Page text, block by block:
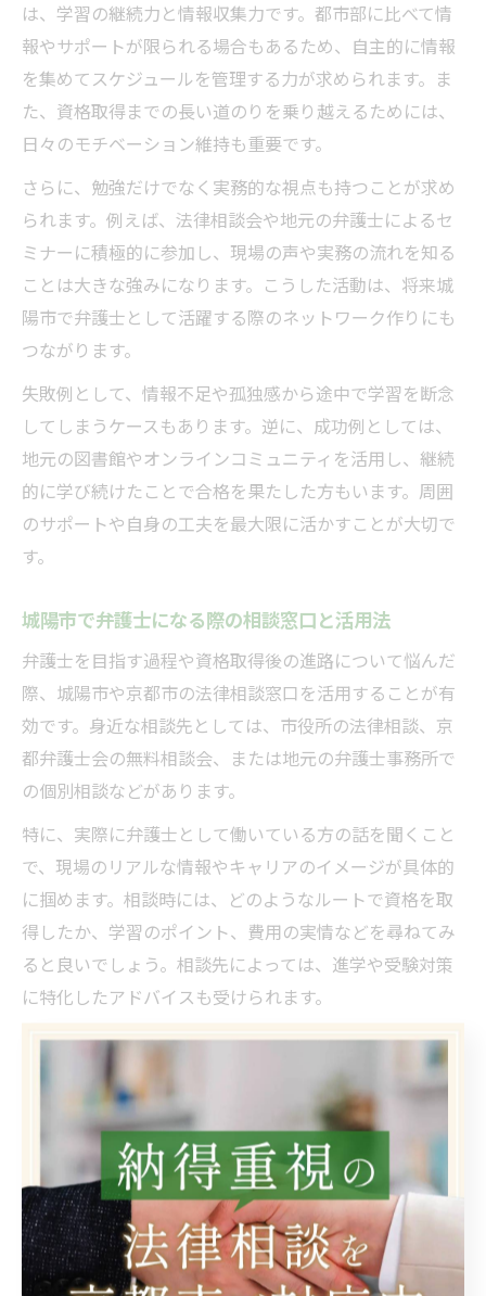
は、学習の継続力と情報収集力です。都市部に比べて情
報やサポートが限られる場合もあるため、自主的に情報
を集めてスケジュールを管理する力が求められます。ま
た、資格取得までの長い道のりを乗り越えるためには、
日々のモチベーション維持も重要です。
さらに、勉強だけでなく実務的な視点も持つことが求め
られます。例えば、法律相談会や地元の弁護士によるセ
ミナーに積極的に参加し、現場の声や実務の流れを知る
ことは大きな強みになります。こうした活動は、将来城
陽市で弁護士として活躍する際のネットワーク作りにも
つながります。
失敗例として、情報不足や孤独感から途中で学習を断念
してしまうケースもあります。逆に、成功例としては、
地元の図書館やオンラインコミュニティを活用し、継続
的に学び続けたことで合格を果たした方もいます。周囲
のサポートや自身の工夫を最大限に活かすことが大切で
す。
城陽市で弁護士になる際の相談窓口と活用法
弁護士を目指す過程や資格取得後の進路について悩んだ
際、城陽市や京都市の法律相談窓口を活用することが有
効です。身近な相談先としては、市役所の法律相談、京
都弁護士会の無料相談会、または地元の弁護士事務所で
の個別相談などがあります。
特に、実際に弁護士として働いている方の話を聞くこと
で、現場のリアルな情報やキャリアのイメージが具体的
に掴めます。相談時には、どのようなルートで資格を取
得したか、学習のポイント、費用の実情などを尋ねてみ
ると良いでしょう。相談先によっては、進学や受験対策
に特化したアドバイスも受けられます。
注意点として、相談先によっては予約が必要な場合や、
相談内容に制限があることもあります。事前に問い合わ
せて目的に合った窓口を選ぶことが大切です。情報収集
の場として、またモチベーション維持のためにも積極的
に活用しましょう。
弁護士資格取得に役立つ地域支援の活用方法
城陽市や京都府内には、弁護士資格取得を目指す方を支